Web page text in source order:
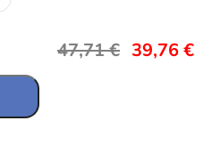
47,71€ 39,76€